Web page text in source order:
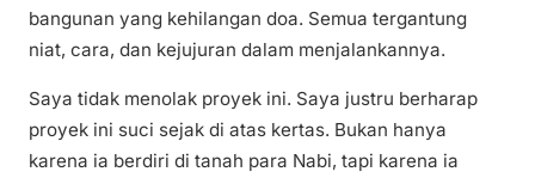
bangunan yang kehilangan doa. Semua tergantung
niat, cara, dan kejujuran dalam menjalankannya.
Saya tidak menolak proyek ini. Saya justru berharap
proyek ini suci sejak di atas kertas. Bukan hanya
karena ia berdiri di tanah para Nabi, tapi karena ia